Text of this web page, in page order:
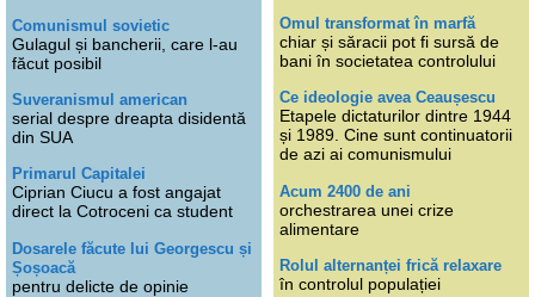
Comunismul sovietic
Gulagul și bancherii, care l-au
făcut posibil
Suveranismul american
serial despre dreapta disidentă
din SUA
Primarul Capitalei
Ciprian Ciucu a fost angajat
direct la Cotroceni ca student
Dosarele făcute lui Georgescu și
Șoșoacă
pentru delicte de opinie
Omul transformat în marfă
chiar și săracii pot fi sursă de
bani în societatea controlului
Ce ideologie avea Ceaușescu
Etapele dictaturilor dintre 1944
și 1989. Cine sunt continuatorii
de azi ai comunismului
Acum 2400 de ani
orchestrarea unei crize
alimentare
Rolul alternanței frică relaxare
în controlul populației